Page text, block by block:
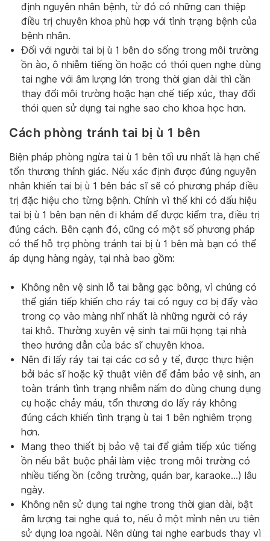
định nguyên nhân bệnh, từ đó có những can thiệp
điều trị chuyên khoa phù hợp với tình trạng bệnh của
bệnh nhân.
Đối với người tai bị ù 1 bên do sống trong môi trường
ồn ào, ô nhiễm tiếng ồn hoặc có thói quen nghe dùng
tai nghe với âm lượng lớn trong thời gian dài thì cần
thay đổi môi trường hoặc hạn chế tiếp xúc, thay đổi
thói quen sử dụng tai nghe sao cho khoa học hơn.
Cách phòng tránh tai bị ù 1 bên
Biện pháp phòng ngừa tai ù 1 bên tối ưu nhất là hạn chế
tổn thương thính giác. Nếu xác định được đúng nguyên
nhân khiến tai bị ù 1 bên bác sĩ sẽ có phương pháp điều
trị đặc hiệu cho từng bệnh. Chính vì thế khi có dấu hiệu
tai bị ù 1 bên bạn nên đi khám để được kiểm tra, điều trị
đúng cách. Bên cạnh đó, cũng có một số phương pháp
có thể hỗ trợ phòng tránh tai bị ù 1 bên mà bạn có thể
áp dụng hàng ngày, tại nhà bao gồm:
Không nên vệ sinh lỗ tai bằng gạc bông, vì chúng có
thể gián tiếp khiến cho ráy tai có nguy cơ bị đẩy vào
trong cọ vào màng nhĩ nhất là những người có ráy
tai khô. Thường xuyên vệ sinh tai mũi họng tại nhà
theo hướng dẫn của bác sĩ chuyên khoa.
Nên đi lấy ráy tai tại các cơ sở y tế, được thực hiện
bởi bác sĩ hoặc kỹ thuật viên để đảm bảo vệ sinh, an
toàn tránh tình trạng nhiễm nấm do dùng chung dụng
cụ hoặc chảy máu, tổn thương do lấy ráy không
đúng cách khiến tình trạng ù tai 1 bên nghiêm trọng
hơn.
Mang theo thiết bị bảo vệ tai để giảm tiếp xúc tiếng
ồn nếu bắt buộc phải làm việc trong môi trường có
nhiều tiếng ồn (công trường, quán bar, karaoke…) lâu
ngày.
Không nên sử dụng tai nghe trong thời gian dài, bật
âm lượng tai nghe quá to, nếu ở một mình nên ưu tiên
sử dụng loa ngoài. Nên dùng tai nghe earbuds thay vì